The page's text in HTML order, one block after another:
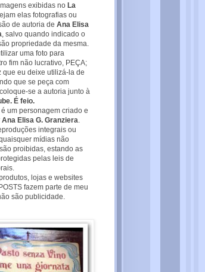
exibidas no La
elas fotografias ou
de autoria de Ana Elisa
, salvo quando indicado o
propriedade da mesma.
uma foto para
fim não lucrativo, PEÇA;
que eu deixe utilizá-la de
que se peça com
se a autoria junto à
É feio.
é um personagem criado e
Ana Elisa G. Granziera
integrais ou
mídias não
proibidas, estando as
pelas leis de
lojas e websites
fazem parte de meu
são publicidade.